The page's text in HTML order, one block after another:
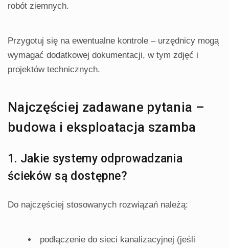
robót ziemnych.
Przygotuj się na ewentualne kontrole – urzędnicy mogą
wymagać dodatkowej dokumentacji, w tym zdjęć i
projektów technicznych.
Najczęściej zadawane pytania –
budowa i eksploatacja szamba
1. Jakie systemy odprowadzania
ścieków są dostępne?
Do najczęściej stosowanych rozwiązań należą:
podłączenie do sieci kanalizacyjnej (jeśli